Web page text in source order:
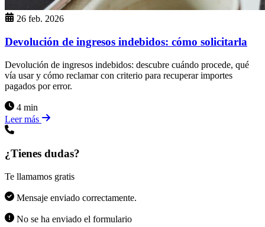
26 feb. 2026
Devolución de ingresos indebidos: cómo solicitarla
Devolución de ingresos indebidos: descubre cuándo procede, qué
vía usar y cómo reclamar con criterio para recuperar importes
pagados por error.
4 min
Leer más
¿Tienes dudas?
Te llamamos gratis
Mensaje enviado correctamente.
No se ha enviado el formulario